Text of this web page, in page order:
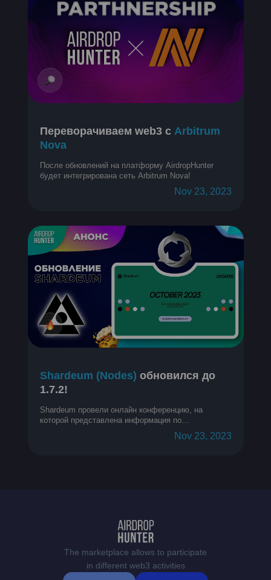
Переворачиваем web3 с Arbitrum
Nova
После обновлений на платформу AirdropHunter
будет интегрирована сеть Arbitrum Nova!
Nov 23, 2023
Shardeum (Nodes) обновился до
1.7.2!
Shardeum провели онлайн конференцию, на
которой представлена информация по
Nov 23, 2023
The marketplace allows to participate
in different web3 activities